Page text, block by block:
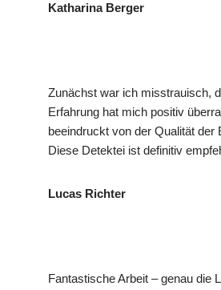
Katharina Berger
Zunächst war ich misstrauisch,
Erfahrung hat mich positiv
beeindruckt von der Qualität der
Diese Detektei ist definitiv
Lucas Richter
Fantastische Arbeit – genau die